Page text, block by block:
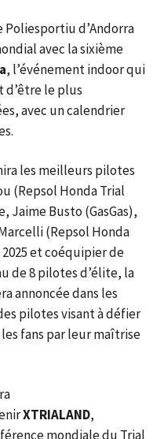
Poliesportiu d’Andorra
avec la sixième
, l’événement indoor qui
le plus
avec un calendrier
les meilleurs pilotes
(Repsol Honda Trial
Jaime Busto (GasGas),
(Repsol Honda
et coéquipier de
de 8 pilotes d’élite, la
annoncée dans les
pilotes visant à défier
fans par leur maîtrise
XTRIALAND,
mondiale du Trial